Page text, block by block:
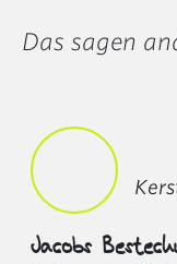
Das sagen
Jacobs